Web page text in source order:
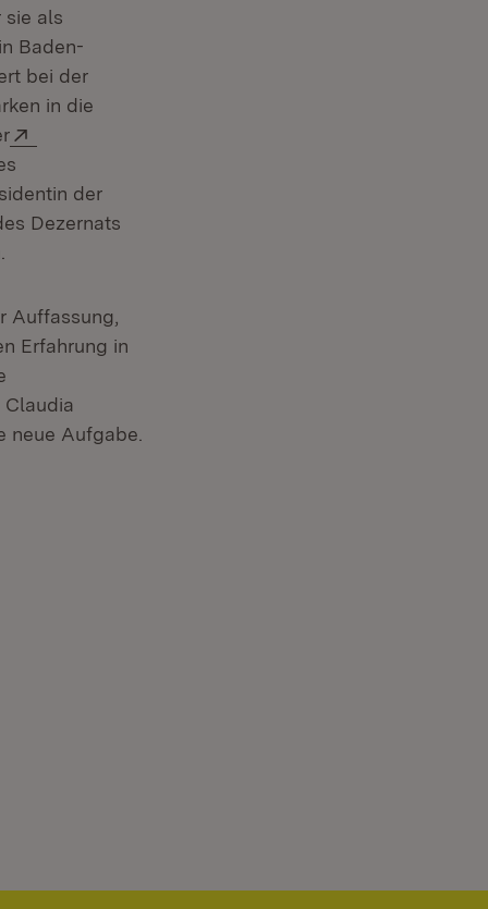
sie als
Baden-
bei der
in die
der
Dezernats
Auffassung,
Erfahrung in
neue Aufgabe.